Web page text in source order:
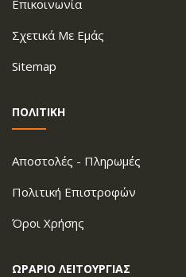
Επικοινωνία
Σχετικά Με Εμάς
Sitemap
ΠΟΛΙΤΙΚΗ
Aποστολές - Πληρωμές
Πολιτική Επιστροφών
Όροι Xρήσης
ΩΡΑΡΙΟ ΛΕΙΤΟΥΡΓΙΑΣ